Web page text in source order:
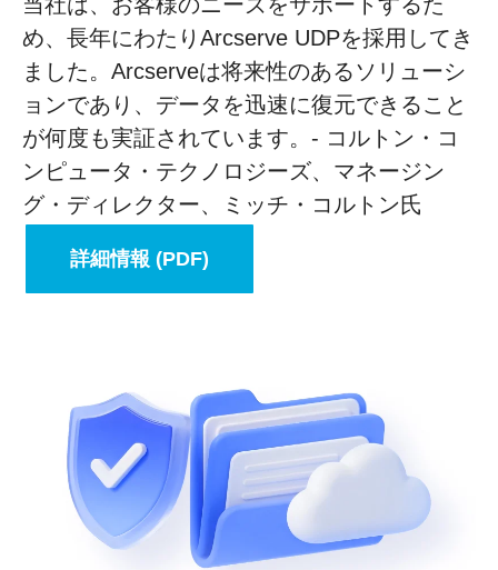
め、長年にわたりArcserve UDPを採用してき
ました。Arcserveは将来性のあるソリューシ
ョンであり、データを迅速に復元できること
が何度も実証されています。- コルトン・コ
ンピュータ・テクノロジーズ、マネージン
グ・ディレクター、ミッチ・コルトン氏
詳細情報 (PDF)